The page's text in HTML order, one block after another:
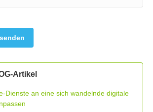
Artikel
Dienste an eine sich wandelnde digitale